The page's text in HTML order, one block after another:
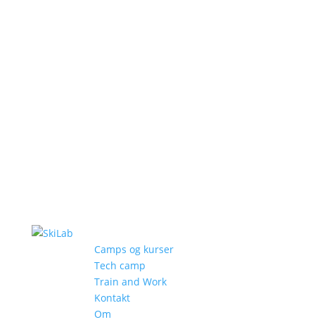
Camps og kurser
Tech camp
Train and Work
Kontakt
Om